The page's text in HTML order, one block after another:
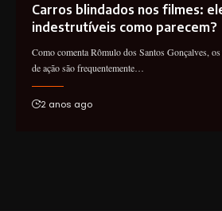
Carros blindados nos filmes:
indestrutíveis como parecem?
Como comenta Rômulo dos Santos Gonçalves,
de ação são frequentemente…
2 anos ago